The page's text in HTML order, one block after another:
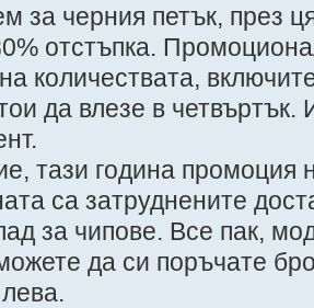
за черния петък, през
отстъпка.
количествата,
да влезе в
тази година промоция
са затруднените
за чипове. Все пак,
да си поръчате